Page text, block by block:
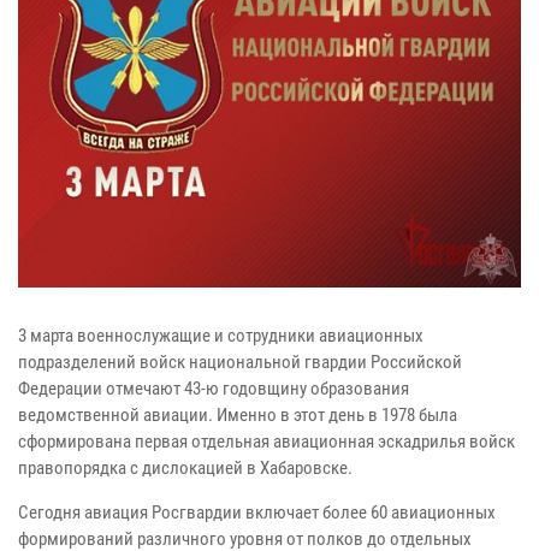
3 марта военнослужащие и сотрудники авиационных
подразделений войск национальной гвардии Российской
Федерации отмечают 43-ю годовщину образования
ведомственной авиации. Именно в этот день в 1978 была
сформирована первая отдельная авиационная эскадрилья войск
правопорядка с дислокацией в Хабаровске.
Сегодня авиация Росгвардии включает более 60 авиационных
формирований различного уровня от полков до отдельных